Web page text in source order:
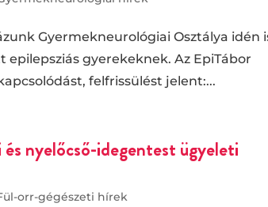
Gyermekneurológiai Osztálya idén
gyerekeknek. Az EpiTábor
felfrissülést jelent:...
nyelőcső-idegentest ügyeleti
orr-gégészeti hírek